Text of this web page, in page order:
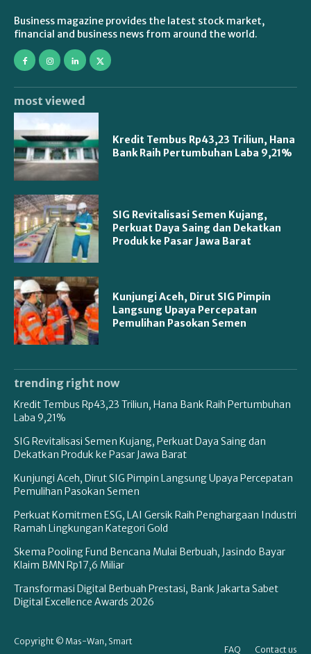
Business magazine provides the latest stock market,
financial and business news from around the world.
most viewed
Kredit Tembus Rp43,23 Triliun, Hana
Bank Raih Pertumbuhan Laba 9,21%
SIG Revitalisasi Semen Kujang,
Perkuat Daya Saing dan Dekatkan
Produk ke Pasar Jawa Barat
Kunjungi Aceh, Dirut SIG Pimpin
Langsung Upaya Percepatan
Pemulihan Pasokan Semen
trending right now
Kredit Tembus Rp43,23 Triliun, Hana Bank Raih Pertumbuhan
Laba 9,21%
SIG Revitalisasi Semen Kujang, Perkuat Daya Saing dan
Dekatkan Produk ke Pasar Jawa Barat
Kunjungi Aceh, Dirut SIG Pimpin Langsung Upaya Percepatan
Pemulihan Pasokan Semen
Perkuat Komitmen ESG, LAI Gersik Raih Penghargaan Industri
Ramah Lingkungan Kategori Gold
Skema Pooling Fund Bencana Mulai Berbuah, Jasindo Bayar
Klaim BMN Rp17,6 Miliar
Transformasi Digital Berbuah Prestasi, Bank Jakarta Sabet
Digital Excellence Awards 2026
Copyright © Mas-Wan, Smart
FAQ Contact us